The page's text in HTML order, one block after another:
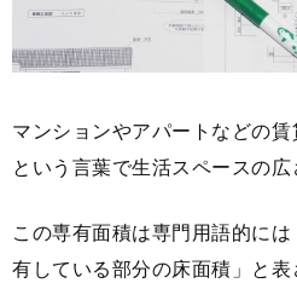
マンションやアパートなどの賃
という言葉で生活スペースの広
この専有面積は専門用語的に
有している部分の床面積」と表